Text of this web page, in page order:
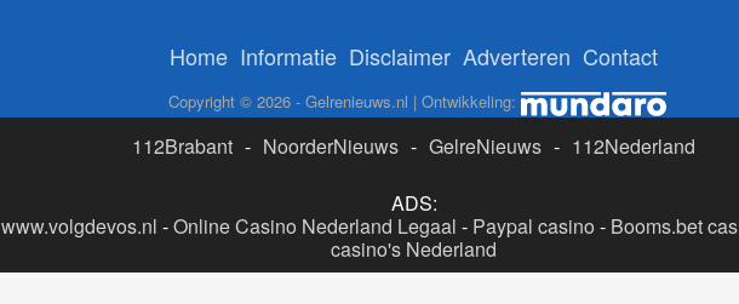
Home Informatie Disclaimer Adverteren Contact
Copyright © 2026 - Gelrenieuws.nl | Ontwikkeling:
112Brabant - NoorderNieuws - GelreNieuws - 112Nederland
ADS:
www.volgdevos.nl -Online Casino Nederland Legaal - Paypal casino - Booms.bet
casino's Nederland